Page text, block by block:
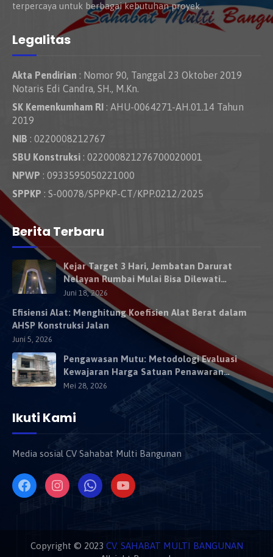
terpercaya untuk berbagai kebutuhan proyek.
Legalitas
Akta Pendirian : Nomor 90, Tanggal 23 Oktober 2019
Notaris Edi Candra, SH., M.Kn.
SK Kemenkumham RI : AHU-0064271-AH.01.14 Tahun
2019
NIB : 0220008212767
SBU Konstruksi : 022000821276700020001
NPWP : 0933595050221000
SPPKP : S-00078/SPPKP-CT/KPP.0212/2025
Berita Terbaru
Kejar Target 3 Hari, Jembatan Darurat
Nelayan Rumbai Mulai Bisa Dilewati
Kendaraan Besok
Juni 18, 2026
Efisiensi Alat: Menghitung Koefisien Alat Berat dalam
AHSP Konstruksi Jalan
Juni 5, 2026
Pengawasan Mutu: Metodologi Evaluasi
Kewajaran Harga Satuan Penawaran
Kontraktor
Mei 28, 2026
Ikuti Kami
Media sosial CV Sahabat Multi Bangunan
Copyright © 2023 CV. SAHABAT MULTI BANGUNAN